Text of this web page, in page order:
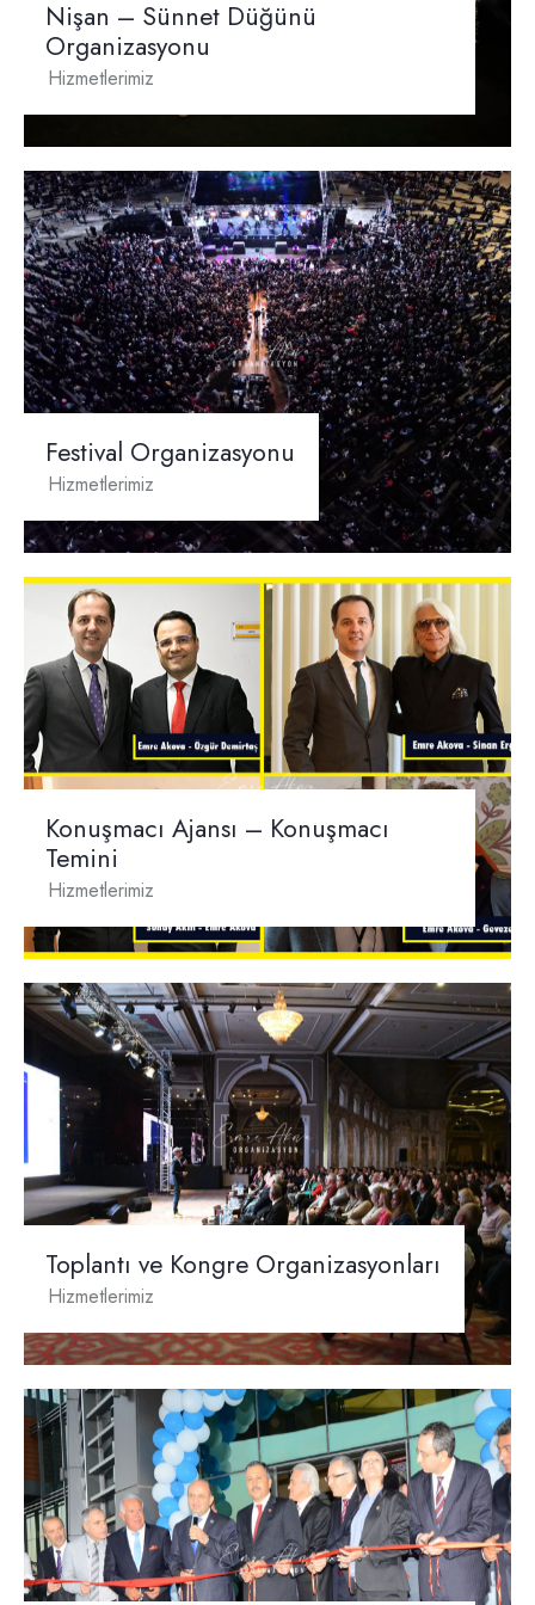
Nişan – Sünnet Düğünü
Organizasyonu
Hizmetlerimiz
Festival Organizasyonu
Hizmetlerimiz
Konuşmacı Ajansı – Konuşmacı
Temini
Hizmetlerimiz
Toplantı ve Kongre Organizasyonları
Hizmetlerimiz